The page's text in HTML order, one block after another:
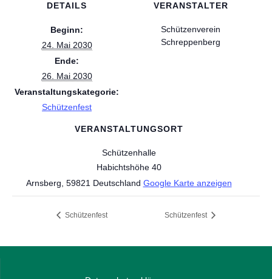
DETAILS
Beginn:
24. Mai 2030
Ende:
26. Mai 2030
Veranstaltungskategorie:
Schützenfest
VERANSTALTUNGSORT
Schützenhalle
Habichtshöhe 40
Arnsberg, 59821 Deutschland Google Karte anzeigen
VERANSTALTER
Schützenverein
Schreppenberg
Schützenfest Schützenfest